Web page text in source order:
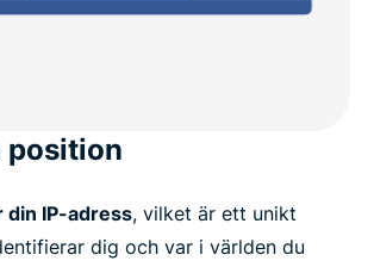
position
din IP-adress, vilket är ett unikt
dig och var i världen du